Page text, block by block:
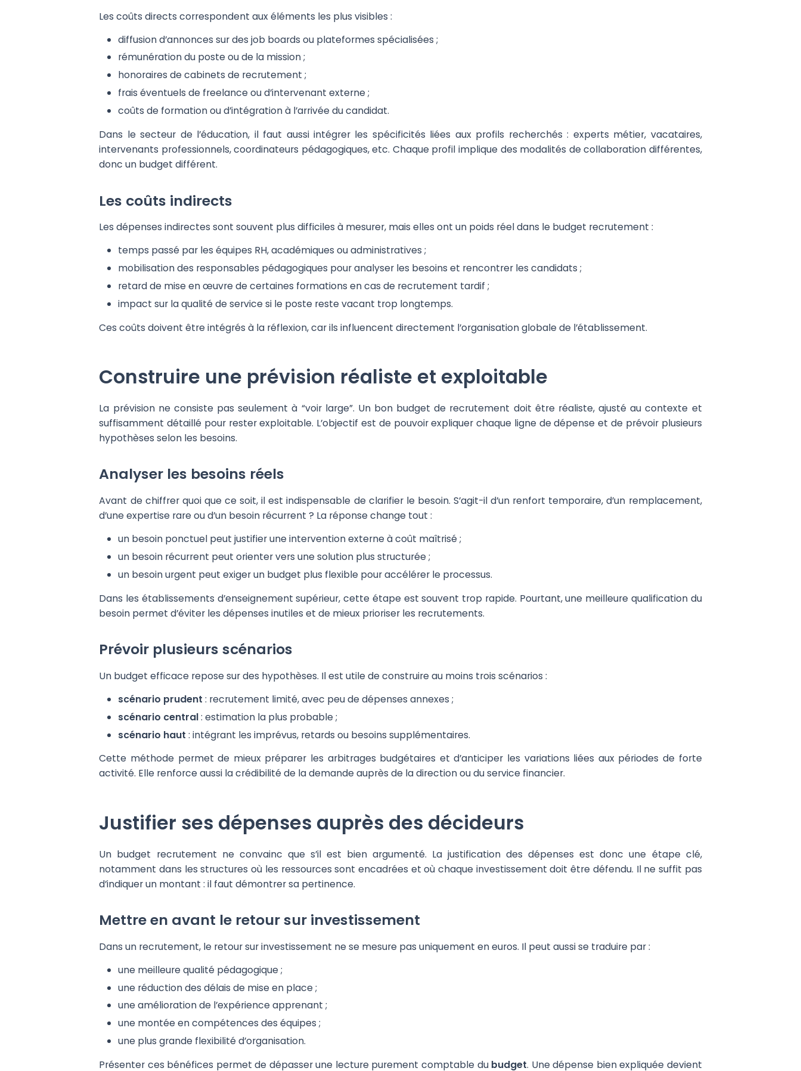
Les coûts directs correspondent aux éléments les plus visibles :
diffusion d’annonces sur des job boards ou plateformes spécialisées ;
rémunération du poste ou de la mission ;
honoraires de cabinets de recrutement ;
frais éventuels de freelance ou d’intervenant externe ;
coûts de formation ou d’intégration à l’arrivée du candidat.
Dans le secteur de l’éducation, il faut aussi intégrer les spécificités liées aux profils recherchés : experts métier, vacataires,
intervenants professionnels, coordinateurs pédagogiques, etc. Chaque profil implique des modalités de collaboration différentes,
donc un budget différent.
Les coûts indirects
Les dépenses indirectes sont souvent plus difficiles à mesurer, mais elles ont un poids réel dans le budget recrutement :
temps passé par les équipes RH, académiques ou administratives ;
mobilisation des responsables pédagogiques pour analyser les besoins et rencontrer les candidats ;
retard de mise en œuvre de certaines formations en cas de recrutement tardif ;
impact sur la qualité de service si le poste reste vacant trop longtemps.
Ces coûts doivent être intégrés à la réflexion, car ils influencent directement l’organisation globale de l’établissement.
Construire une prévision réaliste et exploitable
La prévision ne consiste pas seulement à “voir large”. Un bon budget de recrutement doit être réaliste, ajusté au contexte et
suffisamment détaillé pour rester exploitable. L’objectif est de pouvoir expliquer chaque ligne de dépense et de prévoir plusieurs
hypothèses selon les besoins.
Analyser les besoins réels
Avant de chiffrer quoi que ce soit, il est indispensable de clarifier le besoin. S’agit-il d’un renfort temporaire, d’un remplacement,
d’une expertise rare ou d’un besoin récurrent ? La réponse change tout :
un besoin ponctuel peut justifier une intervention externe à coût maîtrisé ;
un besoin récurrent peut orienter vers une solution plus structurée ;
un besoin urgent peut exiger un budget plus flexible pour accélérer le processus.
Dans les établissements d’enseignement supérieur, cette étape est souvent trop rapide. Pourtant, une meilleure qualification du
besoin permet d’éviter les dépenses inutiles et de mieux prioriser les recrutements.
Prévoir plusieurs scénarios
Un budget efficace repose sur des hypothèses. Il est utile de construire au moins trois scénarios :
scénario prudent : recrutement limité, avec peu de dépenses annexes ;
scénario central: estimation la plus probable ;
scénario haut : intégrant les imprévus, retards ou besoins supplémentaires.
Cette méthode permet de mieux préparer les arbitrages budgétaires et d’anticiper les variations liées aux périodes de forte
activité. Elle renforce aussi la crédibilité de la demande auprès de la direction ou du service financier.
Justifier ses dépenses auprès des décideurs
Un budget recrutement ne convainc que s’il est bien argumenté. La justification des dépenses est donc une étape clé,
notamment dans les structures où les ressources sont encadrées et où chaque investissement doit être défendu. Il ne suffit pas
d’indiquer un montant : il faut démontrer sa pertinence.
Mettre en avant le retour sur investissement
Dans un recrutement, le retour sur investissement ne se mesure pas uniquement en euros. Il peut aussi se traduire par :
une meilleure qualité pédagogique ;
une réduction des délais de mise en place ;
une amélioration de l’expérience apprenant ;
une montée en compétences des équipes ;
une plus grande flexibilité d’organisation.
Présenter ces bénéfices permet de dépasser une lecture purement comptable du budget. Une dépense bien expliquée devient